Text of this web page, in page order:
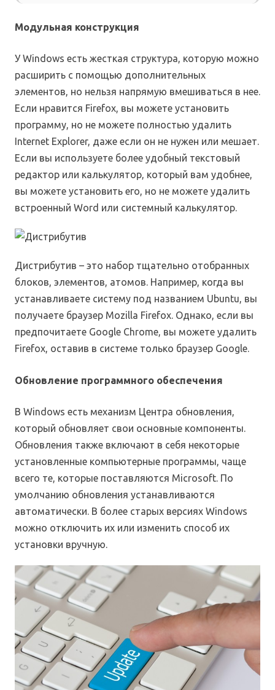
Модульная конструкция
У Windows есть жесткая структура, которую можно
расширить с помощью дополнительных
элементов, но нельзя напрямую вмешиваться в нее.
Если нравится Firefox, вы можете установить
программу, но не можете полностью удалить
Internet Explorer, даже если он не нужен или мешает.
Если вы используете более удобный текстовый
редактор или калькулятор, который вам удобнее,
вы можете установить его, но не можете удалить
встроенный Word или системный калькулятор.
Дистрибутив – это набор тщательно отобранных
блоков, элементов, атомов. Например, когда вы
устанавливаете систему под названием Ubuntu, вы
получаете браузер Mozilla Firefox. Однако, если вы
предпочитаете Google Chrome, вы можете удалить
Firefox, оставив в системе только браузер Google.
Обновление программного обеспечения
В Windows есть механизм Центра обновления,
который обновляет свои основные компоненты.
Обновления также включают в себя некоторые
установленные компьютерные программы, чаще
всего те, которые поставляются Microsoft. По
умолчанию обновления устанавливаются
автоматически. В более старых версиях Windows
можно отключить их или изменить способ их
установки вручную.